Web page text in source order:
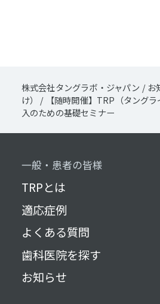
株式会社タングラボ・ジャパン / お
け）
/
【随時開催】TRP（タング
入のための基礎セミナー
一般・患者の皆様
TRPとは
適応症例
よくある質問
歯科医院を探す
お知らせ